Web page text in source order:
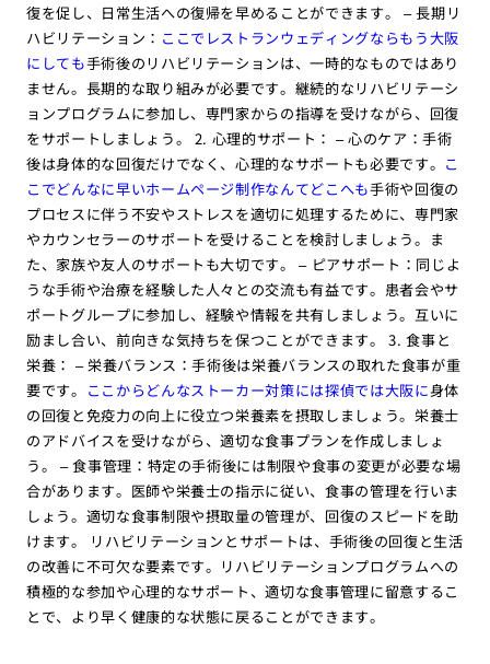
復を促し、日常生活への復帰を早めることができます。 – 長期リ
ハビリテーション： ここでレストランウェディングならもう大阪
にしても手術後のリハビリテーションは、一時的なものではあり
ません。長期的な取り組みが必要です。継続的なリハビリテーシ
ョンプログラムに参加し、専門家からの指導を受けながら、回復
をサポートしましょう。 2. 心理的サポート： – 心のケア：手術
後は身体的な回復だけでなく、心理的なサポートも必要です。 こ
こでどんなに早いホームページ制作なんてどこへも手術や回復の
プロセスに伴う不安やストレスを適切に処理するために、専門家
やカウンセラーのサポートを受けることを検討しましょう。ま
た、家族や友人のサポートも大切です。 – ピアサポート：同じよ
うな手術や治療を経験した人々との交流も有益です。患者会やサ
ポートグループに参加し、経験や情報を共有しましょう。互いに
励まし合い、前向きな気持ちを保つことができます。 3. 食事と
栄養： – 栄養バランス：手術後は栄養バランスの取れた食事が重
要です。 ここからどんなストーカー対策には探偵では大阪に身体
の回復と免疫力の向上に役立つ栄養素を摂取しましょう。栄養士
のアドバイスを受けながら、適切な食事プランを作成しましょ
う。 – 食事管理：特定の手術後には制限や食事の変更が必要な場
合があります。医師や栄養士の指示に従い、食事の管理を行いま
しょう。適切な食事制限や摂取量の管理が、回復のスピードを助
けます。 リハビリテーションとサポートは、手術後の回復と生活
の改善に不可欠な要素です。リハビリテーションプログラムへの
積極的な参加や心理的なサポート、適切な食事管理に留意するこ
とで、より早く健康的な状態に戻ることができます。